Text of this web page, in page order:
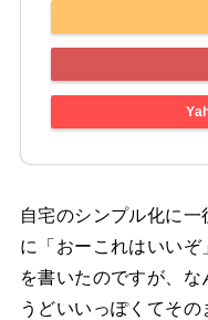
自宅のシンプル化に
に「おーこれはいい
を書いたのですが、
うどいいっぽくてその